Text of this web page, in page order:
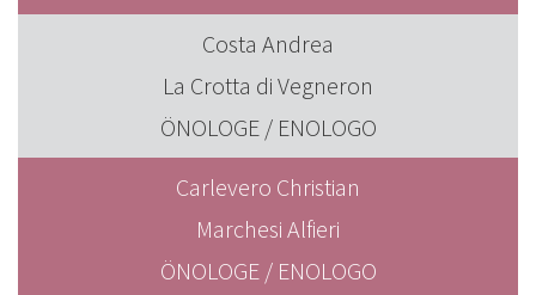
Costa Andrea
La Crotta di Vegneron
ÖNOLOGE / ENOLOGO
Carlevero Christian
Marchesi Alfieri
ÖNOLOGE / ENOLOGO